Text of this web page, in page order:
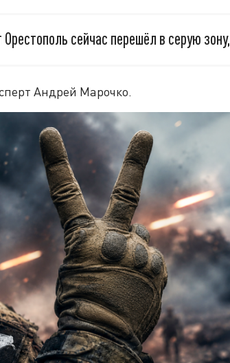
сейчас перешёл в серую зону,
Андрей Марочко.